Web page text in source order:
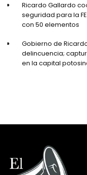
Ricardo Gallardo
seguridad para la
con 50 elementos
Gobierno de
delincuencia;
en la capital